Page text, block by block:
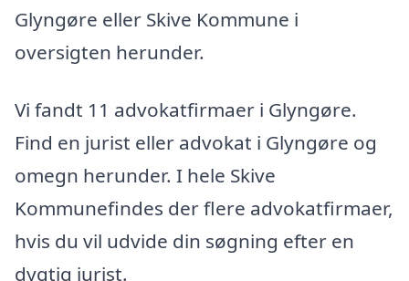
Glyngøre eller Skive Kommune i
oversigten herunder.
Vi fandt 11 advokatfirmaer i Glyngøre.
Find en jurist eller advokat i Glyngøre og
omegn herunder. I hele Skive
Kommunefindes der flere advokatfirmaer,
hvis du vil udvide din søgning efter en
dygtig jurist.